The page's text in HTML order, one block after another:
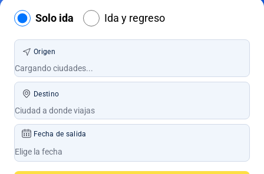
Solo ida Ida y regreso
Origen
Destino
Fecha de salida